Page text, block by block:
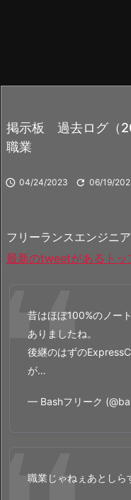
掲示板 過去ログ（
職業
 04/24/2023  06/19/
フリーランスエンジニ
最新のtweetがあるトッ
昔はほぼ100%のノー
ありましたね。
後継のはずの
が…
— Bashフリーク
職業じゃねぇあとし